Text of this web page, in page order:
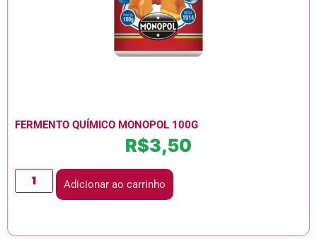
FERMENTO QUÍMICO MONOPOL 100G
R$3,50
Adicionar ao carrinho